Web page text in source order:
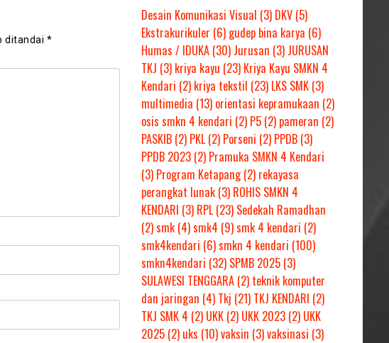
ditandai *
Desain Komunikasi Visual (3) DKV(5)
Ekstrakurikuler (6) gudep bina karya (6)
Humas / IDUKA(30) Jurusan (3) JURUSAN
TKJ (3) kriya kayu (23) Kriya Kayu SMKN 4
Kendari (2) kriya tekstil (23) LKS SMK(3)
multimedia (13) orientasi kepramukaan (2)
osis smkn 4 kendari (2) P5(2) pameran (2)
PASKIB(2) PKL(2) Porseni (2) PPDB(3)
PPDB 2023(2) Pramuka SMKN 4 Kendari
(3) Program Ketapang(2) rekayasa
perangkat lunak(3) ROHIS SMKN 4
KENDARI (3) RPL(23) Sedekah Ramadhan
(2)smk(4)smk4 (9)smk 4 kendari (2)
smk4kendari (6)smkn 4 kendari (100)
smkn4kendari (32) SPMB 2025(3)
SULAWESI TENGGARA(2) teknik komputer
dan jaringan (4) Tkj (21) TKJ KENDARI (2)
TKJ SMK 4 (2) UKK(2) UKK 2023(2) UKK
2025(2) uks (10)vaksin (3)vaksinasi (3)